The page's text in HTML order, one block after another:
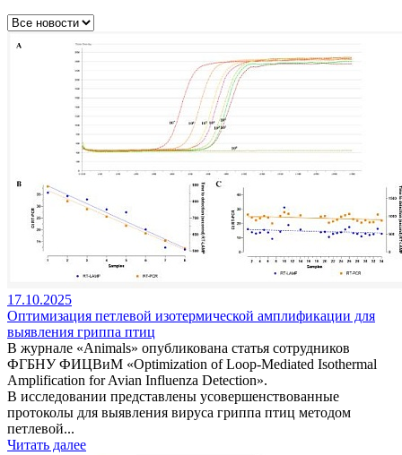
17.10.2025
Оптимизация петлевой изотермической амплификации для
выявления гриппа птиц
В журнале «Animals» опубликована статья сотрудников
ФГБНУ ФИЦВиМ «Optimization of Loop-Mediated Isothermal
Amplification for Avian Influenza Detection».
В исследовании представлены усовершенствованные
протоколы для выявления вируса гриппа птиц методом
петлевой...
Читать далее